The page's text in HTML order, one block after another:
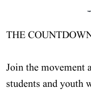
THE
Join the movement
students and youth